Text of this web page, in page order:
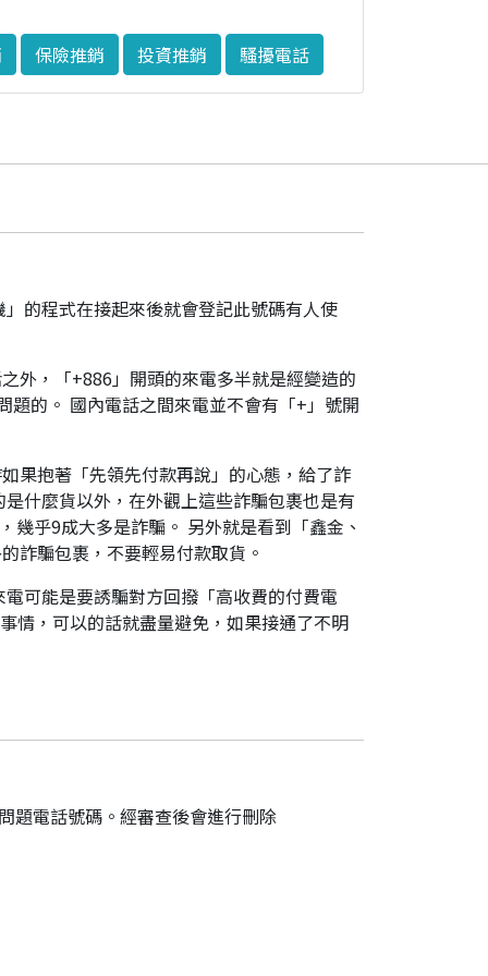
保險推銷 投資推銷 騷擾電話
的程式在接起來後就會登記此號碼有人使
外，「+886」開頭的來電多半就是經變造的
的。 國內電話之間來電並不會有「+」號開
果抱著「先領先付款再說」的心態，給了詐
什麼貨以外，在外觀上這些詐騙包裹也是有
乎9成大多是詐騙。 另外就是看到「鑫金、
詐騙包裹，不要輕易付款取貨。
可能是要誘騙對方回撥「高收費的付費電
情，可以的話就盡量避免，如果接通了不明
題電話號碼。經審查後會進行刪除